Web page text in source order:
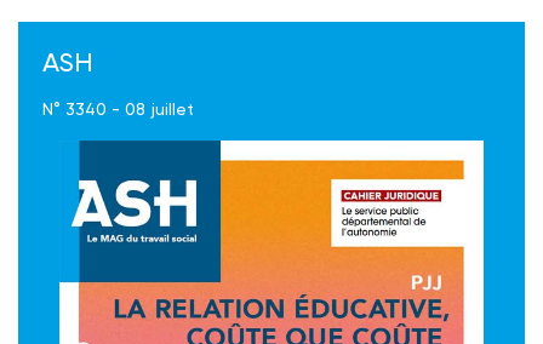
ASH
N° 3340 - 08 juillet